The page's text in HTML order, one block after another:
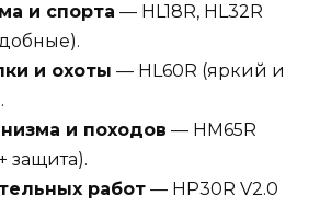
и спорта — HL18R, HL32R
и охоты — HL60R (яркий и
и походов — HM65R
защита).
работ — HP30R V2.0